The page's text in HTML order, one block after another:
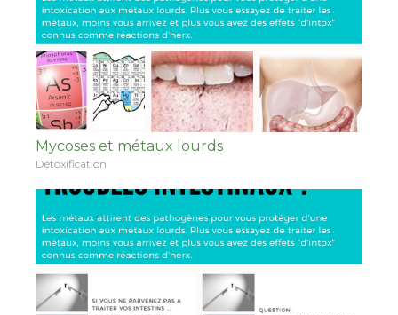
Mycoses et métaux lourds
Détoxification